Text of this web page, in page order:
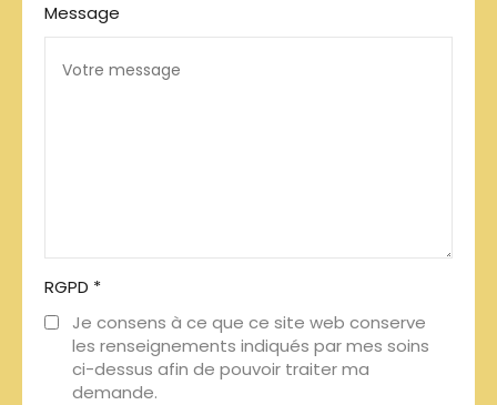
Message
RGPD *
Je consens à ce que ce site web conserve
les renseignements indiqués par mes soins
ci-dessus afin de pouvoir traiter ma
demande.